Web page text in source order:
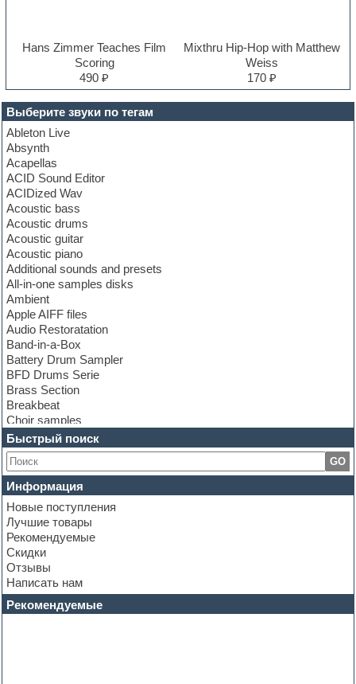
Выберите звуки по тегам
Ableton Live
Absynth
Acapellas
ACID Sound Editor
ACIDized Wav
Acoustic bass
Acoustic drums
Acoustic guitar
Acoustic piano
Additional sounds and presets
All-in-one samples disks
Ambient
Apple AIFF files
Audio Restoratation
Band-in-a-Box
Battery Drum Sampler
BFD Drums Serie
Brass Section
Breakbeat
Choir samples
Chris Hein Samples
Cinematic samples
Club bass
Club leads
Club sounds
Construction kits
Convolution
Cubase
Dance drums
Dance music production tutorials
DAW
Disco samples
DJ Software
Быстрый поиск
GO
Информация
Новые поступления
Лучшие товары
Рекомендуемые
Скидки
Отзывы
Написать нам
Рекомендуемые
Hans Zimmer Teaches Film
Scoring
490 ₽
Mixthru Hip-Hop with Matthew
Weiss
170 ₽